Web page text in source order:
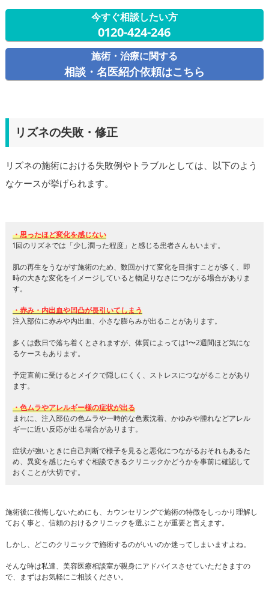
今すぐ相談したい方
0120-424-246
施術・治療に関する
相談・名医紹介依頼はこちら
リズネの失敗・修正
リズネの施術における失敗例やトラブルとしては、以下のよう
なケースが挙げられます。
・思ったほど変化を感じない
1回のリズネでは「少し潤った程度」と感じる患者さんもいます。
肌の再生をうながす施術のため、数回かけて変化を目指すことが多く、即
時の大きな変化をイメージしていると物足りなさにつながる場合がありま
す。
・赤み・内出血や凹凸が長引いてしまう
注入部位に赤みや内出血、小さな膨らみが出ることがあります。
多くは数日で落ち着くとされますが、体質によっては1〜2週間ほど気にな
るケースもあります。
予定直前に受けるとメイクで隠しにくく、ストレスにつながることがあり
ます。
・色ムラやアレルギー様の症状が出る
まれに、注入部位の色ムラや一時的な色素沈着、かゆみや腫れなどアレル
ギーに近い反応が出る場合があります。
症状が強いときに自己判断で様子を見ると悪化につながるおそれもあるた
め、異変を感じたらすぐ相談できるクリニックかどうかを事前に確認して
おくことが大切です。
施術後に後悔しないためにも、カウンセリングで施術の特徴をしっかり理解し
ておく事と、信頼のおけるクリニックを選ぶことが重要と言えます。
しかし、どこのクリニックで施術するのがいいのか迷ってしまいますよね。
そんな時は私達、美容医療相談室が親身にアドバイスさせていただきますの
で、まずはお気軽にご相談ください。